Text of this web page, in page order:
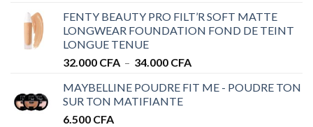
28.000 CFA
à
FENTY BEAUTY PRO FILT’R SOFT MATTE
LONGWEAR FOUNDATION FOND DE TEINT
LONGUE TENUE
32.000 CFA – 34.000 CFAPlage
prix :
MAYBELLINE POUDRE FIT ME - POUDRE TON
SUR TON MATIFIANTE
6.500 CFA